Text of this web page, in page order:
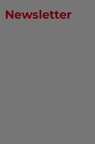
Newsletter